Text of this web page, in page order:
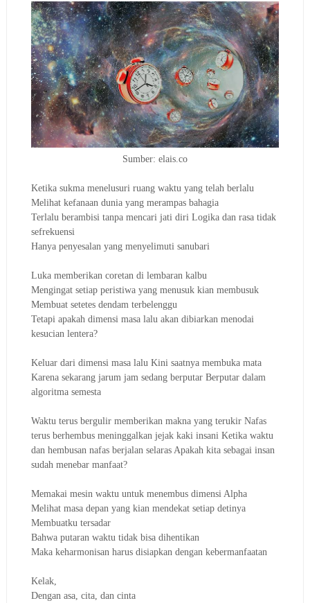
Sumber: elais.co
Ketika sukma menelusuri ruang waktu yang telah berlalu
Melihat kefanaan dunia yang merampas bahagia
Terlalu berambisi tanpa mencari jati diri Logika dan rasa tidak
sefrekuensi
Hanya penyesalan yang menyelimuti sanubari
Luka memberikan coretan di lembaran kalbu
Mengingat setiap peristiwa yang menusuk kian membusuk
Membuat setetes dendam terbelenggu
Tetapi apakah dimensi masa lalu akan dibiarkan menodai
kesucian lentera?
Keluar dari dimensi masa lalu Kini saatnya membuka mata
Karena sekarang jarum jam sedang berputar Berputar dalam
algoritma semesta
Waktu terus bergulir memberikan makna yang terukir Nafas
terus berhembus meninggalkan jejak kaki insani Ketika waktu
dan hembusan nafas berjalan selaras Apakah kita sebagai insan
sudah menebar manfaat?
Memakai mesin waktu untuk menembus dimensi Alpha
Melihat masa depan yang kian mendekat setiap detinya
Membuatku tersadar
Bahwa putaran waktu tidak bisa dihentikan
Maka keharmonisan harus disiapkan dengan kebermanfaatan
Kelak,
Dengan asa, cita, dan cinta